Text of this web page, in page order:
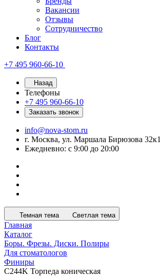
Вакансии
Отзывы
Сотрудничество
Блог
Контакты
+7 495 960-66-10
Назад
Телефоны
+7 495 960-66-10
Заказать звонок
info@nova-stom.ru
г. Москва, ул. Маршала Бирюзова 32к1
Ежедневно: с 9:00 до 20:00
Темная тема Светлая тема
Главная
Каталог
Боры. Фрезы. Диски. Полиры
Для стоматологов
Финиры
C244K Торпеда коническая